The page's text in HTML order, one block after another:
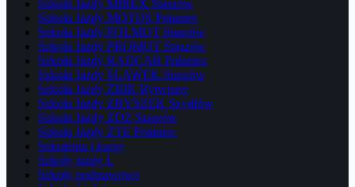
Szkoła Jazdy MIREX Staszów
Szkoła Jazdy MOTOS Połaniec
Szkoła Jazdy POLMOT Staszów
Szkoła Jazdy PROMOT Staszów
Szkoła Jazdy RADCAR Połaniec
Szkoła Jazdy SLAWEK Staszów
Szkoła Jazdy ŻBIK Rytwiany
Szkoła Jazdy ZBYSZEK Szydłów
Szkoła Jazdy ZDZ Staszów
Szkoła Jazdy ZTE Połaniec
Szkolenia i kursy
Szkoły jazdy L
Szkoły podstawowe